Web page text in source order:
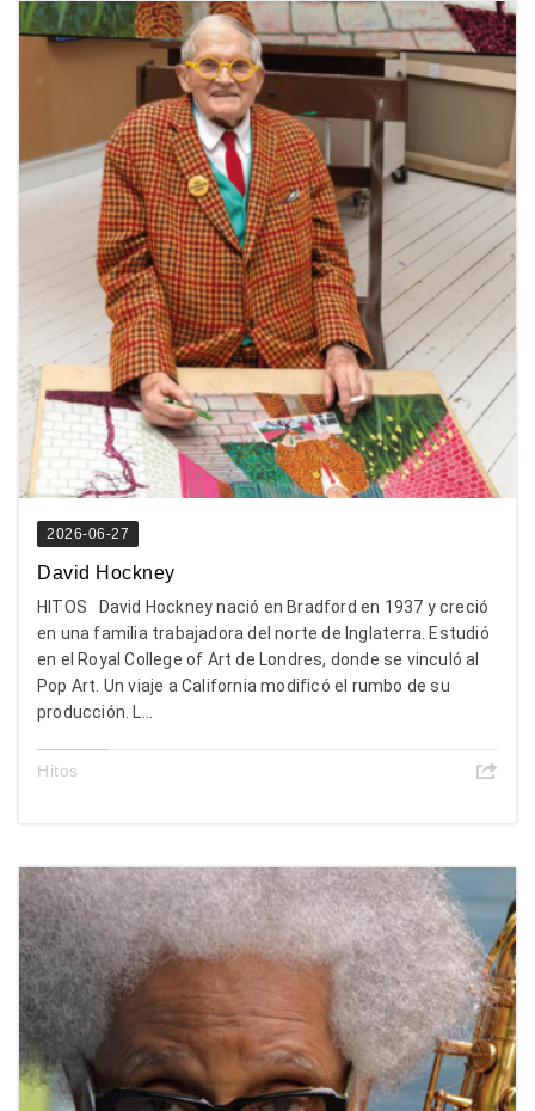
2026-06-27
David Hockney
HITOS David Hockney nació en Bradford en 1937 y creció
en una familia trabajadora del norte de Inglaterra. Estudió
en el Royal College of Art de Londres, donde se vinculó al
Pop Art. Un viaje a California modificó el rumbo de su
producción. L...
Hitos